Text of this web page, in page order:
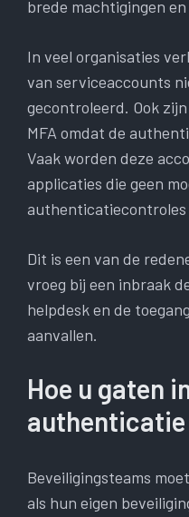
brede machtigingen
In veel organisaties
van serviceaccounts
gecontroleerd. Ook
MFA omdat de
Vaak worden deze
applicaties die geen
Dit is een van de
vroeg bij een inbraak
helpdesk en de
aanvallen.
Hoe u gaten
Beveiligingsteams
als hun eigen